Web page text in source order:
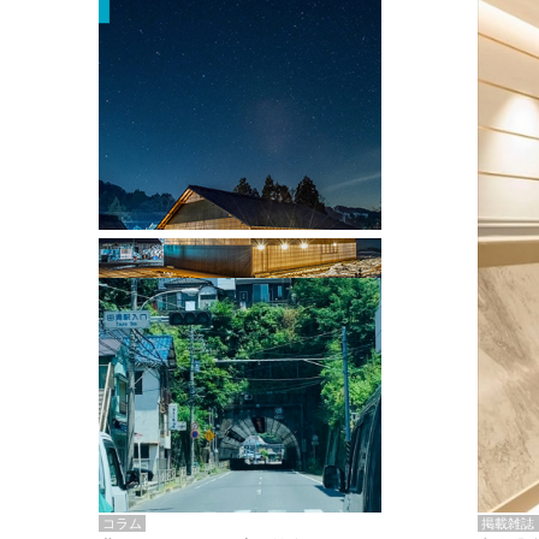
掲載雑誌
掲載雑誌・書籍
『街歩き研修「アールデコとモダニズ
ム、和風バロック」』のレポート記事が
掲載
コラム